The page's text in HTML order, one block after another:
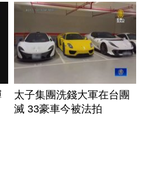
太子集團洗錢大軍在台團
滅 33豪車今被法拍